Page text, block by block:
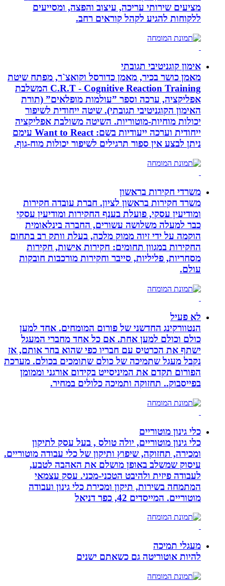
מציעים שירותי עריכה, עיצוב והפצה, ומסייעים
ללקוחות להגיע לקהל קוראים רחב.
אימון קוגניטיבי תגובתי
מאמן כושר בכיר, מאמן כדורסל וקואצ`ר, מפתח שיטת
C.R.T - Cognitive Reaction Training המשלבת
אפליקציה, ערכה וספר ”עולמות מופלאים” (תורת
האימון הקוגניטיבי תגובתי). שיטה ייחודית לשיפור
יכולות מוחיות-מוטוריות. השיטה משולבת אפליקציה
ייחודית וערכה ייעודיות בשם: Want to React עימם
ניתן לבצע אין ספור תרגילים לשיפור יכולות מוח-גוף.
משרדי חקירות בראשון
משרד חקירות בראשון לציון. חברת עובדה חקירות
ומודיעין עסקי, פועלת בענף החקירות ומודיעין עסקי
כבר למעלה משלושה עשורים, החברה בינלאומית
הוקמה על ידי זיוה ממוק מלכה, בעלת וותק רב בתחום
החקירות במגוון תחומים: חקירות אישות, חקירות
מסחריות, פליליות, סייבר וחקירות מורכבות חובקות
עולם.
לא פעיל
הנטוורקינג החדשני של פורום המומחים. אחד למען
כולם וכולם למען אחת. אם כל אחד מחברי המעגל
ישתף את הכרטיס עם חבריו כפי שהוא בחר אותם, אז
נקבל מעגל שתמיכה של כולם שתומכים בכולם. מערכת
הפורום תקדם את המיניסייט בקידום אורגני וממומן
בפייסבוק.. תחזוקה ותמיכה כלולים במחיר.
כלי גינון מוטוריים
כלי גינון מוטוריים, יולה טולס , בעל עסק לתיקון
ומכירה, תחזוקה, שיפוץ ותיקון של כלי עבודה מוטוריים.
עיסוק שמשלב באופן מושלם את האהבה לטבע,
לעבודה פיזית ולהיבט הטכני-מכני. עסק עצמאי
המתמחה בשירות, תיקון ומכירת כלי גינון ועבודה
מוטוריים. המייסדים 42, כפר דניאל
מעגלי תמיכה
להיות אוטוריטה גם כשאתם ישנים